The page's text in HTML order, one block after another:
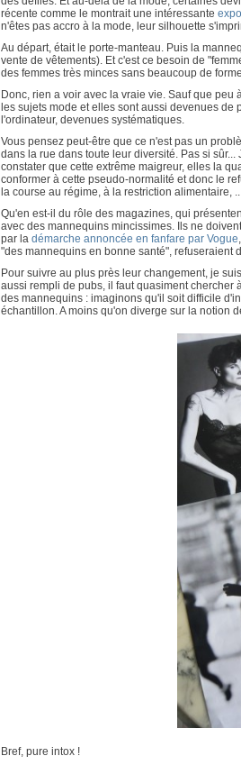
récente comme le montrait une intéressante
n'êtes pas accro à la mode, leur silhouette
Au départ, était le porte-manteau. Puis la
vente de vêtements). Et c'est ce besoin de
des femmes très minces sans beaucoup de
Donc, rien a voir avec la vraie vie. Sauf que
les sujets mode et elles sont aussi devenues
l'ordinateur, devenues systématiques.
Vous pensez peut-être que ce n'est pas un
dans la rue dans toute leur diversité. Pas si
constater que cette extrême maigreur, elles la
conformer à cette pseudo-normalité et donc le
la course au régime, à la restriction alimentaire,
Qu'en est-il du rôle des magazines, qui
avec des mannequins mincissimes. Ils ne
par la démarche annoncée en fanfare par Vogue
"des mannequins en bonne santé", refuseraient
Pour suivre au plus près leur changement, je
aussi rempli de pubs, il faut quasiment
des mannequins : imaginons qu'il soit difficile
échantillon. A moins qu'on diverge sur la notion
Bref, pure intox !